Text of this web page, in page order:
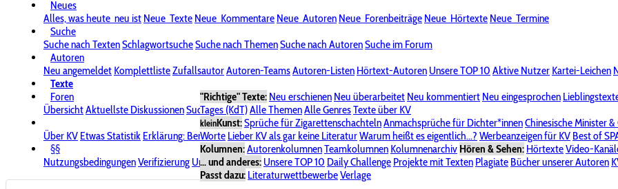
Neues
Alles, was heute neu ist Neue Texte Neue Kommentare Neue Autoren Neue Forenbeiträge Neue Hörtexte Neue Termine
Suche
Suche nach TextenSchlagwortsucheSuche nach ThemenSuche nach AutorenSuche im Forum
Autoren
Neu angemeldet KomplettlisteZufallsautorAutoren-TeamsAutoren-Listen Hörtext-Autoren Unsere TOP 10 Aktive Nutzer Kartei-Leichen
Texte
"Richtige" Texte: Neu erschienen Neu überarbeitet Neu kommentiert Neu eingesprochen
Tages (KdT)Alle ThemenAlle GenresTexte über KV
kleinKunst:Sprüche für ZigarettenschachtelnAnmachsprüche für Dichter*innenChinesische Minister &
Worte Lieber KV als gar keine LiteraturWarum heißt es eigentlich...? Werbeanzeigen für KV Best of
Kolumnen:AutorenkolumnenTeamkolumnen Kolumnenarchiv Hören & Sehen: HörtexteVideo-
... und anderes: Unsere TOP 10 Daily Challenge Projekte mit Texten Plagiate Bücher unserer Autoren
Passt dazu: LiteraturwettbewerbeVerlage
Foren
ÜbersichtAktuellste DiskussionenSuche im ForumBereich "KV-Board"Bereich "Literatur & Schreiberei"
Über KV Etwas Statistik Erklärung: BenutzersymboleSpende für KV Unsere SpenderlisteAlle Wege führen zu KVPasswort vergessen?
§§
NutzungsbedingungenVerifizierung UrheberrechtAvatare & BilderStalkingDatenschutzerklärungImpressum